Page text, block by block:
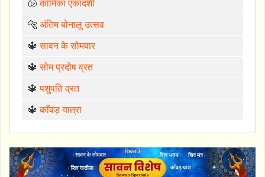
🐚कामिका एकादशी
🐅 अंतिम बोनालु उत्सव
🔱सावन के सोमवार
🔱सोम प्रदोष व्रत
🔱पशुपति व्रत
🔱काँवड़ यात्रा